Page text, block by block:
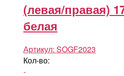
(левая/правая)
белая
Артикул: SOGF2023
Кол-во:
-